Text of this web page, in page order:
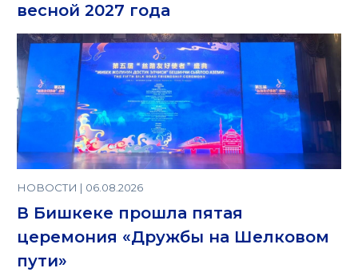
весной 2027 года
НОВОСТИ | 06.08.2026
В Бишкеке прошла пятая
церемония «Дружбы на Шелковом
пути»